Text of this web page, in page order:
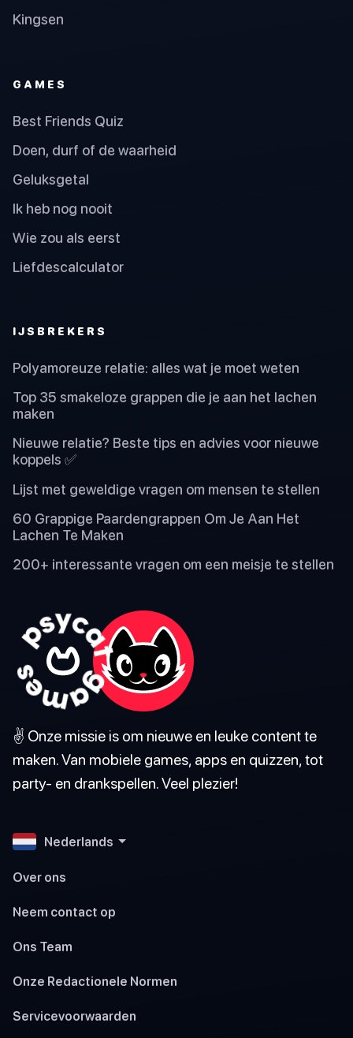
Kingsen
GAMES
Best Friends Quiz
Doen, durf of de waarheid
Geluksgetal
Ik heb nog nooit
Wie zou als eerst
Liefdescalculator
IJSBREKERS
Polyamoreuze relatie: alles wat je moet weten
Top 35 smakeloze grappen die je aan het lachen
maken
Nieuwe relatie? Beste tips en advies voor nieuwe
koppels ✅
Lijst met geweldige vragen om mensen te stellen
60 Grappige Paardengrappen Om Je Aan Het
Lachen Te Maken
200+ interessante vragen om een meisje te stellen
✌️ Onze missie is om nieuwe en leuke content te
maken. Van mobiele games, apps en quizzen, tot
party- en drankspellen. Veel plezier!
Nederlands
Over ons
Neem contact op
Ons Team
Onze Redactionele Normen
Servicevoorwaarden